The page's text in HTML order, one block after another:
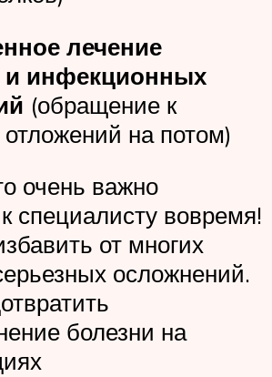
лечение
и инфекционных
(обращение к
отложений на потом)
очень важно
специалисту вовремя!
от многих
осложнений.
болезни на